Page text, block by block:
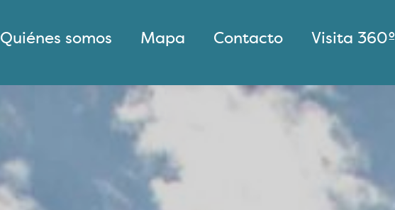
Quiénes somos Mapa Contacto Visita 360º